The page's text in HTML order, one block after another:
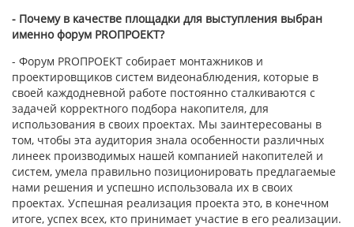
- Почему в качестве площадки для выступления выбран
именно форум PROПРОЕКТ?
- Форум PROПРОЕКТ собирает монтажников и
проектировщиков систем видеонаблюдения, которые в
своей каждодневной работе постоянно сталкиваются с
задачей корректного подбора накопителя, для
использования в своих проектах. Мы заинтересованы в
том, чтобы эта аудитория знала особенности различных
линеек производимых нашей компанией накопителей и
систем, умела правильно позиционировать предлагаемые
нами решения и успешно использовала их в своих
проектах. Успешная реализация проекта это, в конечном
итоге, успех всех, кто принимает участие в его реализации.